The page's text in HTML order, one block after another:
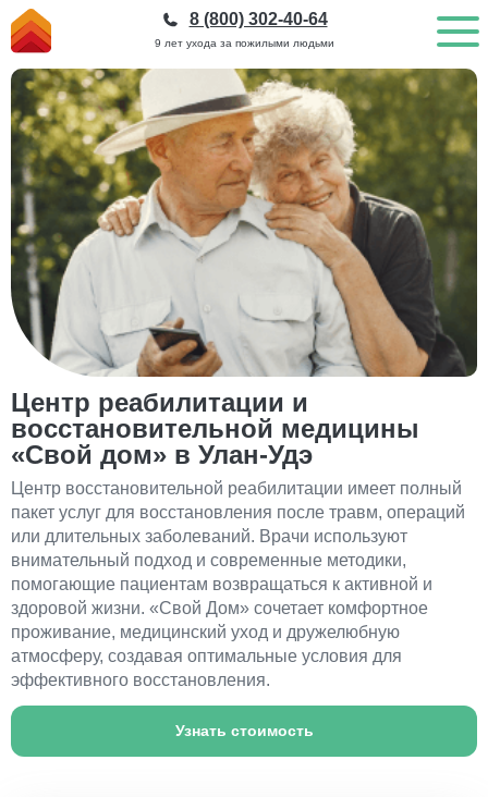
9 лет ухода за пожилыми людьми
8 (800) 302-40-64
Центр реабилитации и
восстановительной медицины
«Свой дом» в Улан-Удэ
Центр восстановительной реабилитации имеет полный
пакет услуг для восстановления после травм, операций
или длительных заболеваний. Врачи используют
внимательный подход и современные методики,
помогающие пациентам возвращаться к активной и
здоровой жизни. «Свой Дом» сочетает комфортное
проживание, медицинский уход и дружелюбную
атмосферу, создавая оптимальные условия для
эффективного восстановления.
Узнать стоимость